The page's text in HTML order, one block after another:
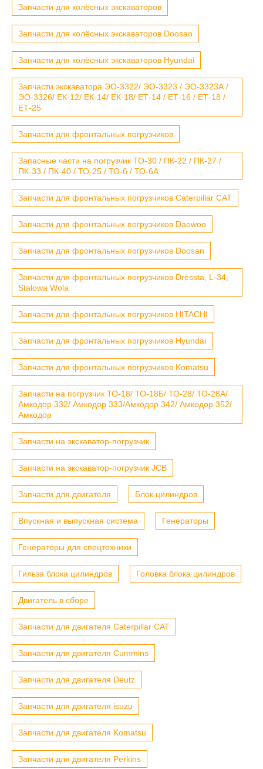
Запчасти для колёсных экскаваторов
Запчасти для колёсных экскаваторов Doosan
Запчасти для колёсных экскаваторов Hyundai
Запчасти экскаватора ЭО-3322/ ЭО-3323 / ЭО-3323А /
ЭО-3326/ ЕК-12/ ЕК-14/ ЕК-18/ ЕТ-14 / ЕТ-16 / ЕТ-18 /
ЕТ-25
Запчасти для фронтальных погрузчиков
Запасные части на погрузчик ТО-30 / ПК-22 / ПК-27 /
ПК-33 / ПК-40 / ТО-25 / ТО-6 / ТО-6А
Запчасти для фронтальных погрузчиков Caterpillar CAT
Запчасти для фронтальных погрузчиков Daewoo
Запчасти для фронтальных погрузчиков Doosan
Запчасти для фронтальных погрузчиков Dressta, L-34,
Stalowa Wola
Запчасти для фронтальных погрузчиков HITACHI
Запчасти для фронтальных погрузчиков Hyundai
Запчасти для фронтальных погрузчиков Komatsu
Запчасти на погрузчик ТО-18/ ТО-18Б/ ТО-28/ ТО-28А/
Амкодор 332/ Амкодор 333/Амкодор 342/ Амкодор 352/
Амкодор
Запчасти на экскаватор-погрузчик
Запчасти на экскаватор-погрузчик JCB
Запчасти для двигателя Блок цилиндров
Впускная и выпускная система Генераторы
Генераторы для спецтехники
Гильза блока цилиндров Головка блока цилиндров
Двигатель в сборе
Запчасти для двигателя Caterpillar CAT
Запчасти для двигателя Cummins
Запчасти для двигателя Deutz
Запчасти для двигателя isuzu
Запчасти для двигателя Komatsu
Запчасти для двигателя Perkins